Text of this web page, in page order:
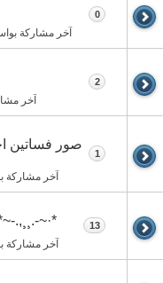
آخر مشاركة
0
آخر
2
صور فساتين
آخر مشاركة
1
*·~-.¸¸,.-
آخر مشاركة
13